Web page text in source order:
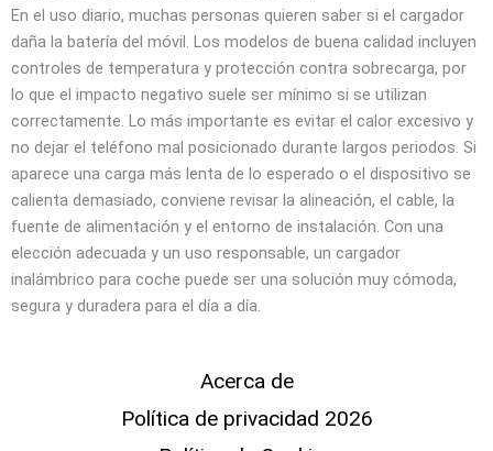
En el uso diario, muchas personas quieren saber si el cargador
daña la batería del móvil. Los modelos de buena calidad incluyen
controles de temperatura y protección contra sobrecarga, por
lo que el impacto negativo suele ser mínimo si se utilizan
correctamente. Lo más importante es evitar el calor excesivo y
no dejar el teléfono mal posicionado durante largos periodos. Si
aparece una carga más lenta de lo esperado o el dispositivo se
calienta demasiado, conviene revisar la alineación, el cable, la
fuente de alimentación y el entorno de instalación. Con una
elección adecuada y un uso responsable, un cargador
inalámbrico para coche puede ser una solución muy cómoda,
segura y duradera para el día a día.
Acerca de
Política de privacidad 2026